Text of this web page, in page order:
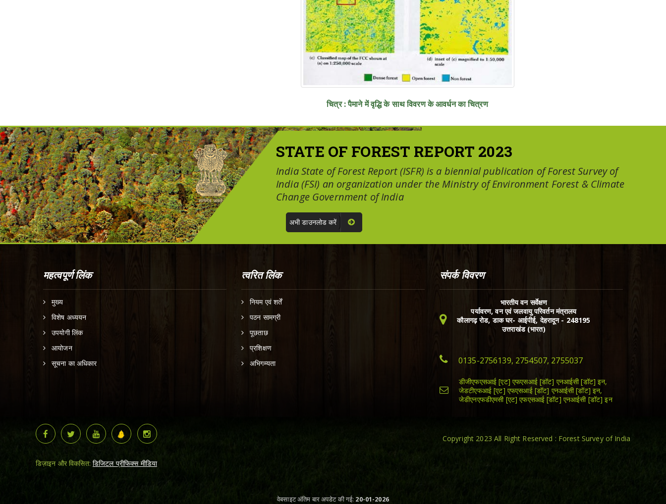
चित्र : पैमाने में वृद्धि के साथ विवरण के आवर्धन का चित्रण
STATE OF FOREST REPORT 2023
India State of Forest Report (ISFR) is a biennial publication of Forest Survey of
India (FSI) an organization under the Ministry of Environment Forest & Climate
Change Government of India
अभी डाउनलोड करें
महत्वपूर्ण लिंक
मुख्य
विशेष अध्ययन
उपयोगी लिंक
आयोजन
सूचना का अधिकार
त्वरित लिंक
नियम एवं शर्तें
पठन सामग्री
पूछताछ
प्रशिक्षण
अभिगम्यता
संपर्क विवरण
भारतीय वन सर्वेक्षण
पर्यावरण, वन एवं जलवायु परिवर्तन मंत्रालय
कौलागढ़ रोड, डाक घर- आईपीई, देहरादून - 248195
उत्तराखंड (भारत)
0135-2756139, 2754507, 2755037
डीजीएफएसआई [एट] एफएसआई [डॉट] एनआईसी [डॉट] इन,
जेडटीएफआई [एट] एफएसआई [डॉट] एनआईसी [डॉट] इन,
जेडीएनएफडीएमसी [एट] एफएसआई [डॉट] एनआईसी [डॉट] इन
डिज़ाइन और विकसित: डिजिटल प्रीफिक्स मीडिया
Copyright 2023 All Right Reserved : Forest Survey of India
वेबसाइट अंतिम बार अपडेट की गई: 20-01-2026